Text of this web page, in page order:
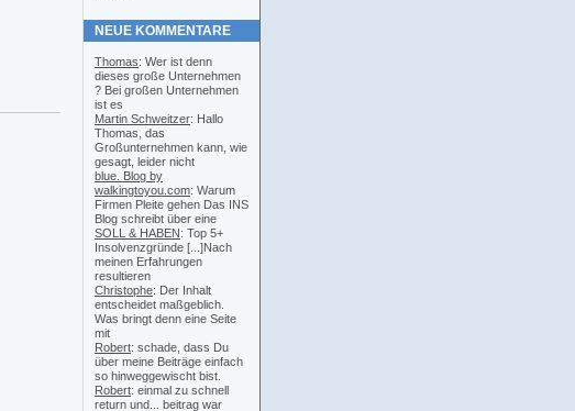
NEUE KOMMENTARE
Thomas: Wer ist denn
dieses große Unternehmen
? Bei großen Unternehmen
ist es
Martin Schweitzer: Hallo
Thomas, das
Großunternehmen kann, wie
gesagt, leider nicht
blue. Blog by
walkingtoyou.com: Warum
Firmen Pleite gehen Das INS
Blog schreibt über eine
SOLL & HABEN: Top 5+
Insolvenzgründe [...]Nach
meinen Erfahrungen
resultieren
Christophe: Der Inhalt
entscheidet maßgeblich.
Was bringt denn eine Seite
mit
Robert: schade, dass Du
über meine Beiträge einfach
so hinweggewischt bist.
Robert: einmal zu schnell
return und... beitrag war